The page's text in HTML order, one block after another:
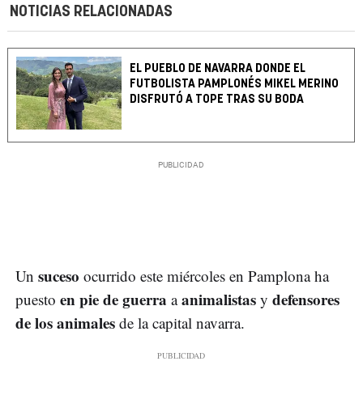
NOTICIAS RELACIONADAS
EL PUEBLO DE NAVARRA DONDE EL
FUTBOLISTA PAMPLONÉS MIKEL MERINO
DISFRUTÓ A TOPE TRAS SU BODA
Un suceso ocurrido este miércoles en Pamplona ha
puesto en pie de guerra aanimalistas y defensores
de los animales de la capital navarra.